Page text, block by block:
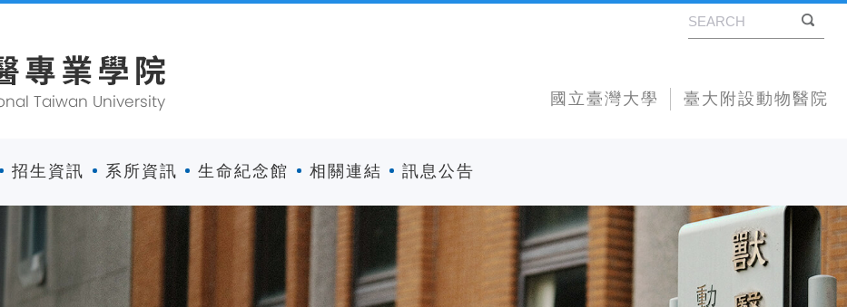
國立臺灣大學 臺大附設動物醫院
招生資訊 系所資訊 生命紀念館 相關連結 訊息公告